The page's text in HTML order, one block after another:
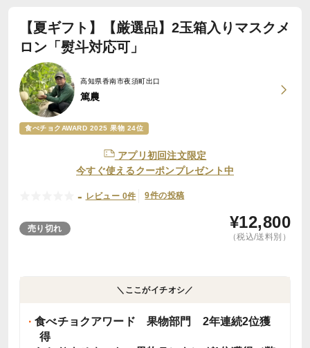
【夏ギフト】【厳選品】2玉箱入りマスクメ
ロン「熨斗対応可」
高知県香南市夜須町出口
篤農
食べチョクAWARD 2025 果物 24位
アプリ初回注文限定
今すぐ使えるクーポンプレゼント中
- レビュー 0件 9件の投稿
売り切れ ¥12,800
（税込/送料別）
＼ここがイチオシ／
食べチョクアワード 果物部門 2年連続2位獲
得